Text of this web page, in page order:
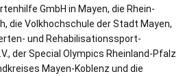
GmbH in Mayen, die Rhein-
die Volkhochschule der Stadt Mayen,
und Rehabilisationssport-
der Special Olympics Rheinland-Pfalz
Mayen-Koblenz und die